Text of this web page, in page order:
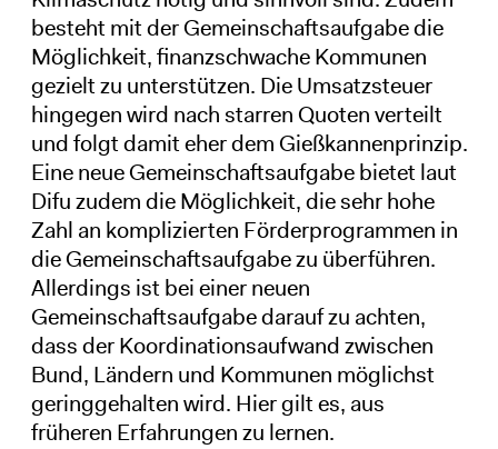
besteht mit der Gemeinschaftsaufgabe die
Möglichkeit, finanzschwache Kommunen
gezielt zu unterstützen. Die Umsatzsteuer
hingegen wird nach starren Quoten verteilt
und folgt damit eher dem Gießkannenprinzip.
Eine neue Gemeinschaftsaufgabe bietet laut
Difu zudem die Möglichkeit, die sehr hohe
Zahl an komplizierten Förderprogrammen in
die Gemeinschaftsaufgabe zu überführen.
Allerdings ist bei einer neuen
Gemeinschaftsaufgabe darauf zu achten,
dass der Koordinationsaufwand zwischen
Bund, Ländern und Kommunen möglichst
geringgehalten wird. Hier gilt es, aus
früheren Erfahrungen zu lernen.